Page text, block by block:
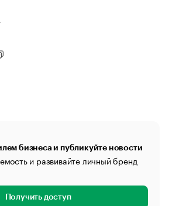
бизнеса и публикуйте новости
и развивайте личный бренд
Получить доступ